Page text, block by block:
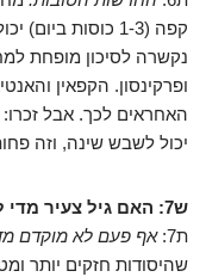
קפה (1-3 כוסות
נקשרה לסיכון מופחת
ופרקינסון. הקפאין
האחראים לכך. אבל
יכול לשבש שינה, וזה
ש7: האם גיל צעיר מדי להתחיל לדאוג למניעת אלצהיימר?
ת7:
אף פעם לא מוקדם
שהיסודות חזקים יותר